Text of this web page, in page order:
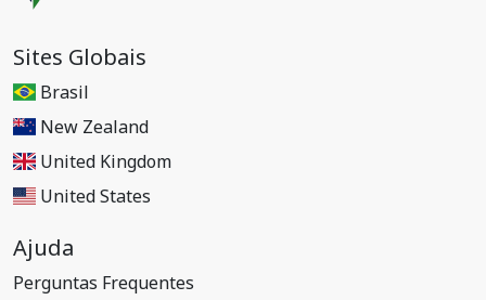
Sites Globais
Brasil
New Zealand
United Kingdom
United States
Ajuda
Perguntas Frequentes